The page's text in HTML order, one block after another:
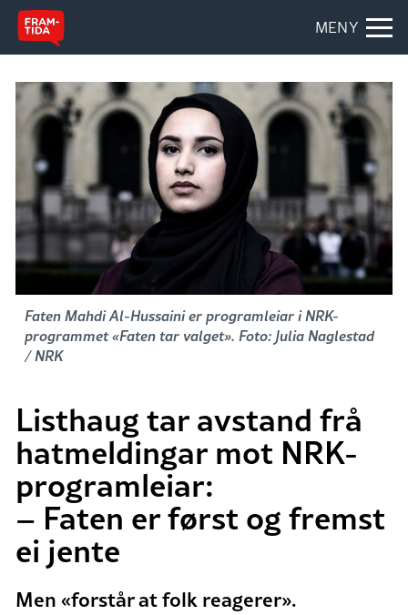
MENY
Faten Mahdi Al-Hussaini er programleiar i NRK-
programmet «Faten tar valget». Foto: Julia Naglestad
/ NRK
Listhaug tar avstand frå
hatmeldingar mot NRK-
programleiar:
– Faten er først og fremst
ei jente
Men «forstår at folk reagerer».